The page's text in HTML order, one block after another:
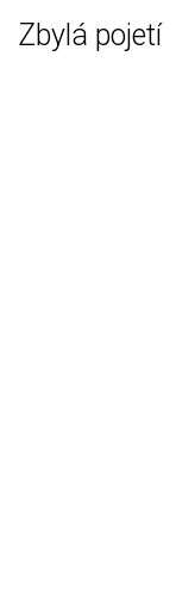
Zbylá pojetí